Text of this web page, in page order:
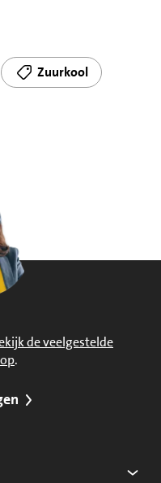
Zuurkool
de veelgestelde
.